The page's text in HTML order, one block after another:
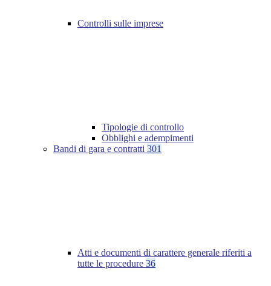
Controlli sulle imprese
Tipologie di controllo
Obblighi e adempimenti
Bandi di gara e contratti 301
Atti e documenti di carattere generale riferiti a
tutte le procedure 36